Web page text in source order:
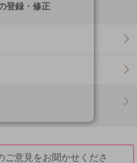
登録・修正
ご意見をお聞かせくださ